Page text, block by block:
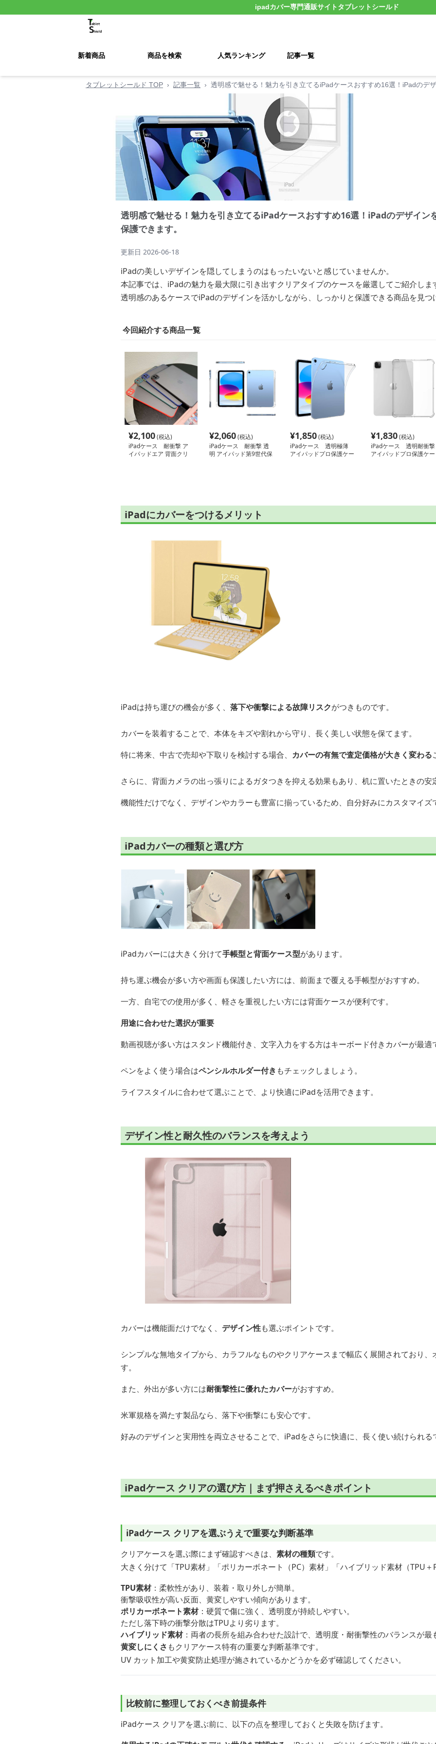
ipadカバー専門通販サイト タブレットシールド
新着商品 商品を検索 人気ランキング 記事一覧
タブレットシールド TOP › 記事一覧 › 透明感で魅せる！魅力を引き立てるiPadケースおすすめ16選！iPadのデ
透明感で魅せる！魅力を引き立てるiPadケースおすすめ16選！iPadのデザイン
保護できます。
更新日 2026-06-18
iPadの美しいデザインを隠してしまうのはもったいないと感じていませんか。
本記事では、iPadの魅力を最大限に引き出すクリアタイプのケースを厳選してご紹介しま
透明感のあるケースでiPadのデザインを活かしながら、しっかりと保護できる商品を見
今回紹介する商品一覧
¥2,100(税込)
iPadケース 耐衝撃 ア
イパッドエア 背面クリ
¥2,060(税込)
iPadケース 耐衝撃 透
明 アイパッド第9世代保
¥1,850(税込)
iPadケース 透明極薄
アイパッドプロ保護ケー
¥1,830(税込)
iPadケース 透明耐衝撃
アイパッドプロ保護ケー
iPadにカバーをつけるメリット
iPadは持ち運びの機会が多く、 落下や衝撃による故障リスクがつきものです。
カバーを装着することで、本体をキズや割れから守り、長く美しい状態を保てます。
特に将来、中古で売却や下取りを検討する場合、 カバーの有無で査定価格が大きく変わる
さらに、背面カメラの出っ張りによるガタつきを抑える効果もあり、机に置いたときの安
機能性だけでなく、デザインやカラーも豊富に揃っているため、自分好みにカスタマイ
iPadカバーの種類と選び方
iPadカバーには大きく分けて手帳型と背面ケース型があります。
持ち運ぶ機会が多い方や画面も保護したい方には、前面まで覆える手帳型がおすすめ。
一方、自宅での使用が多く、軽さを重視したい方には背面ケースが便利です。
用途に合わせた選択が重要
動画視聴が多い方はスタンド機能付き、文字入力をする方はキーボード付きカバーが最適
ペンをよく使う場合はペンシルホルダー付き もチェックしましょう。
ライフスタイルに合わせて選ぶことで、より快適にiPadを活用できます。
デザイン性と耐久性のバランスを考えよう
カバーは機能面だけでなく、 デザイン性も選ぶポイントです。
シンプルな無地タイプから、カラフルなものやクリアケースまで幅広く展開されており
す。
また、外出が多い方には耐衝撃性に優れたカバーがおすすめ。
米軍規格を満たす製品なら、落下や衝撃にも安心です。
好みのデザインと実用性を両立させることで、iPadをさらに快適に、長く使い続けられる
iPadケース クリアの選び方｜まず押さえるべきポイント
iPadケース クリアを選ぶうえで重要な判断基準
クリアケースを選ぶ際にまず確認すべきは、 素材の種類です。
大きく分けて「TPU素材」「ポリカーボネート（PC）素材」「ハイブリッド素材（TPU
TPU素材：柔軟性があり、装着・取り外しが簡単。
衝撃吸収性が高い反面、黄変しやすい傾向があります。
ポリカーボネート素材：硬質で傷に強く、透明度が持続しやすい。
ただし落下時の衝撃分散はTPUより劣ります。
ハイブリッド素材：両者の長所を組み合わせた設計で、透明度・耐衝撃性のバランスが最
黄変しにくさ もクリアケース特有の重要な判断基準です。
UV カット加工や黄変防止処理が施されているかどうかを必ず確認してください。
比較前に整理しておくべき前提条件
iPadケース クリアを選ぶ前に、以下の点を整理しておくと失敗を防げます。